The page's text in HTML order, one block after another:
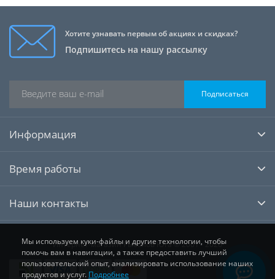
Хотите узнавать первым об акциях и скидках?
Подпишитесь на нашу рассылку
Подписаться
Информация
Время работы
Наши контакты
Интернет-магазин Рыболов Юга © 2001 - 2026
Мы используем куки-файлы и другие технологии, чтобы
помочь вам в навигации, а также предоставить лучший
пользовательский опыт, анализировать использование наших
продуктов и услуг. Подробнее